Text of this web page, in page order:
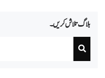
بلاگ تلاش کریں۔